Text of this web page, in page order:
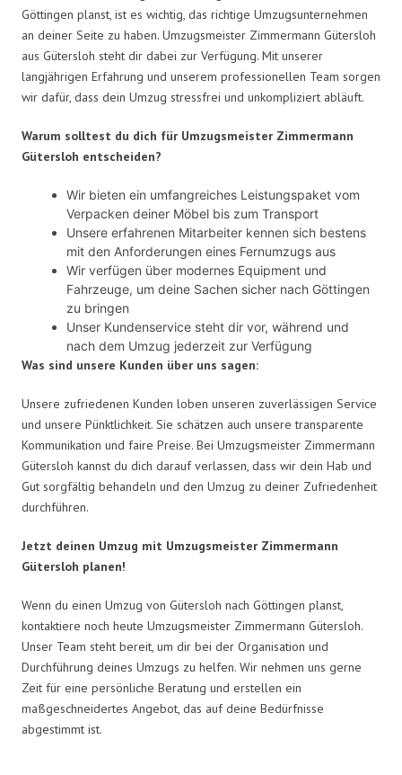
Göttingen planst, ist es wichtig, das richtige Umzugsunternehmen
an deiner Seite zu haben. Umzugsmeister Zimmermann Gütersloh
aus Gütersloh steht dir dabei zur Verfügung. Mit unserer
langjährigen Erfahrung und unserem professionellen Team sorgen
wir dafür, dass dein Umzug stressfrei und unkompliziert abläuft.
Warum solltest du dich für Umzugsmeister Zimmermann
Gütersloh entscheiden?
Wir bieten ein umfangreiches Leistungspaket vom
Verpacken deiner Möbel bis zum Transport
Unsere erfahrenen Mitarbeiter kennen sich bestens
mit den Anforderungen eines Fernumzugs aus
Wir verfügen über modernes Equipment und
Fahrzeuge, um deine Sachen sicher nach Göttingen
zu bringen
Unser Kundenservice steht dir vor, während und
nach dem Umzug jederzeit zur Verfügung
Was sind unsere Kunden über uns sagen:
Unsere zufriedenen Kunden loben unseren zuverlässigen Service
und unsere Pünktlichkeit. Sie schätzen auch unsere transparente
Kommunikation und faire Preise. Bei Umzugsmeister Zimmermann
Gütersloh kannst du dich darauf verlassen, dass wir dein Hab und
Gut sorgfältig behandeln und den Umzug zu deiner Zufriedenheit
durchführen.
Jetzt deinen Umzug mit Umzugsmeister Zimmermann
Gütersloh planen!
Wenn du einen Umzug von Gütersloh nach Göttingen planst,
kontaktiere noch heute Umzugsmeister Zimmermann Gütersloh.
Unser Team steht bereit, um dir bei der Organisation und
Durchführung deines Umzugs zu helfen. Wir nehmen uns gerne
Zeit für eine persönliche Beratung und erstellen ein
maßgeschneidertes Angebot, das auf deine Bedürfnisse
abgestimmt ist.